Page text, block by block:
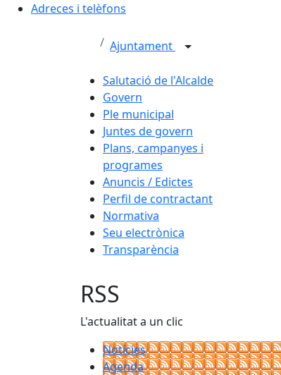
Adreces i telèfons
Ajuntament
Salutació de l'Alcalde
Govern
Ple municipal
Juntes de govern
Plans, campanyes i
programes
Anuncis / Edictes
Perfil de contractant
Normativa
Seu electrònica
Transparència
RSS
L'actualitat a un clic
Notícies
Agenda